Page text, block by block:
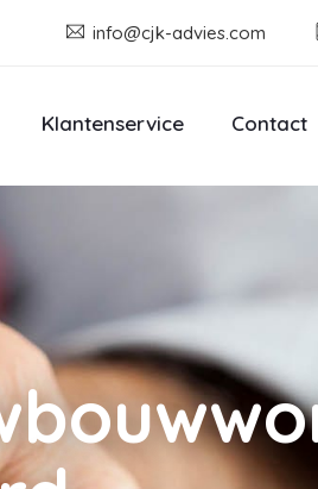
info@cjk-advies.com
Klantenservice Contact